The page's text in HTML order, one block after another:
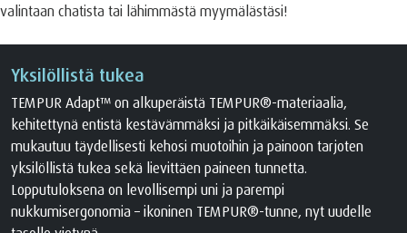
valintaan chatista tai lähimmästä myymälästäsi!
Yksilöllistä tukea
TEMPUR Adapt™ on alkuperäistä TEMPUR®-materiaalia,
kehitettynä entistä kestävämmäksi ja pitkäikäisemmäksi. Se
mukautuu täydellisesti kehosi muotoihin ja painoon tarjoten
yksilöllistä tukea sekä lievittäen paineen tunnetta.
Lopputuloksena on levollisempi uni ja parempi
nukkumisergonomia – ikoninen TEMPUR®-tunne, nyt uudelle